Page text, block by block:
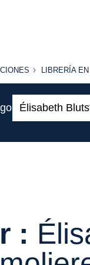
LIBRERÍA
LÍNEA
LIBRERÍA
Buscar:
: